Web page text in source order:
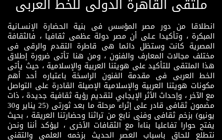
انطلاقا من دور مصر المؤسس فى بنية الحضارة الإنسـانية
المبكرة ، وتأكيدا عـلى أن مصر دولة عظمى ثقافيا ، فالثقافة
المصرية كانت وستظل دائما هى قاطرة التقدم والرقى فى
مختلف مجالات المعارف والفنون ، ومن هنا تأتى ضرورة إطلاق
هذا الملتقى للتأكيد على هويتنا العربية والإسلامية ، حيث يأتى
الخط العربى فى مقدمة الفنون الراسخة باعتباره أحد أهم
مكونات هويتنا العربية والإسلامية الإصيلة القادرة على التواصل
مع الآخر ، وإحداث الأثر الإيجابي لتقديم رؤية ثقافية جديدة ، ذات
مضمون ثقافى قادر على إثراء مرحلة ما بعد ثورتى (25 يناير و30
يونيو) بزخم ثقافى وفنى نابع من تراثنا وحضارتنا العريقة ، بحيث
يفتح حوارا تفاعليا بناءاً مع الثقافات الأخرى ، ليؤكد أننا ونحن
نتطلع للحاق باسباب العصر الحديث بزخمه العلمى والتقنى